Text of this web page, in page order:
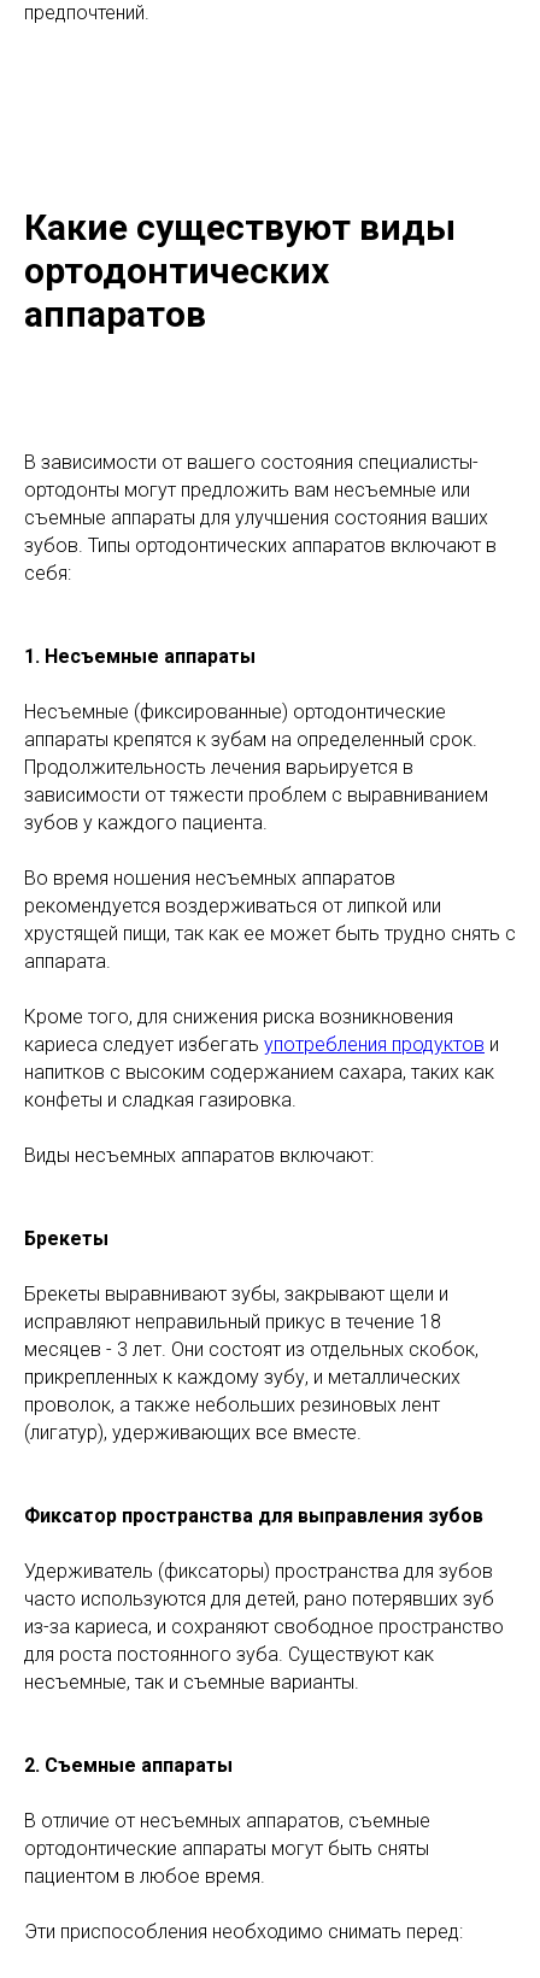
предпочтений.
Какие существуют виды
ортодонтических
аппаратов
В зависимости от вашего состояния специалисты-
ортодонты могут предложить вам несъемные или
съемные аппараты для улучшения состояния ваших
зубов. Типы ортодонтических аппаратов включают в
себя:
1. Несъемные аппараты
Несъемные (фиксированные) ортодонтические
аппараты крепятся к зубам на определенный срок.
Продолжительность лечения варьируется в
зависимости от тяжести проблем с выравниванием
зубов у каждого пациента.
Во время ношения несъемных аппаратов
рекомендуется воздерживаться от липкой или
хрустящей пищи, так как ее может быть трудно снять с
аппарата.
Кроме того, для снижения риска возникновения
кариеса следует избегать употребления продуктов и
напитков с высоким содержанием сахара, таких как
конфеты и сладкая газировка.
Виды несъемных аппаратов включают:
Брекеты
Брекеты выравнивают зубы, закрывают щели и
исправляют неправильный прикус в течение 18
месяцев - 3 лет. Они состоят из отдельных скобок,
прикрепленных к каждому зубу, и металлических
проволок, а также небольших резиновых лент
(лигатур), удерживающих все вместе.
Фиксатор пространства для выправления зубов
Удерживатель (фиксаторы) пространства для зубов
часто используются для детей, рано потерявших зуб
из-за кариеса, и сохраняют свободное пространство
для роста постоянного зуба. Существуют как
несъемные, так и съемные варианты.
2. Съемные аппараты
В отличие от несъемных аппаратов, съемные
ортодонтические аппараты могут быть сняты
пациентом в любое время.
Эти приспособления необходимо снимать перед: